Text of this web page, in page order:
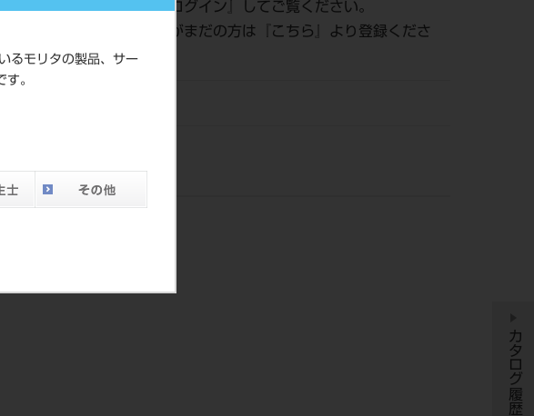
るモリタの製品、サー
。
価格の確認は『ログイン 』してご覧ください。
ネット会員登録がまだの方は『
こちら
』より登録くださ
い。
カタログ履歴